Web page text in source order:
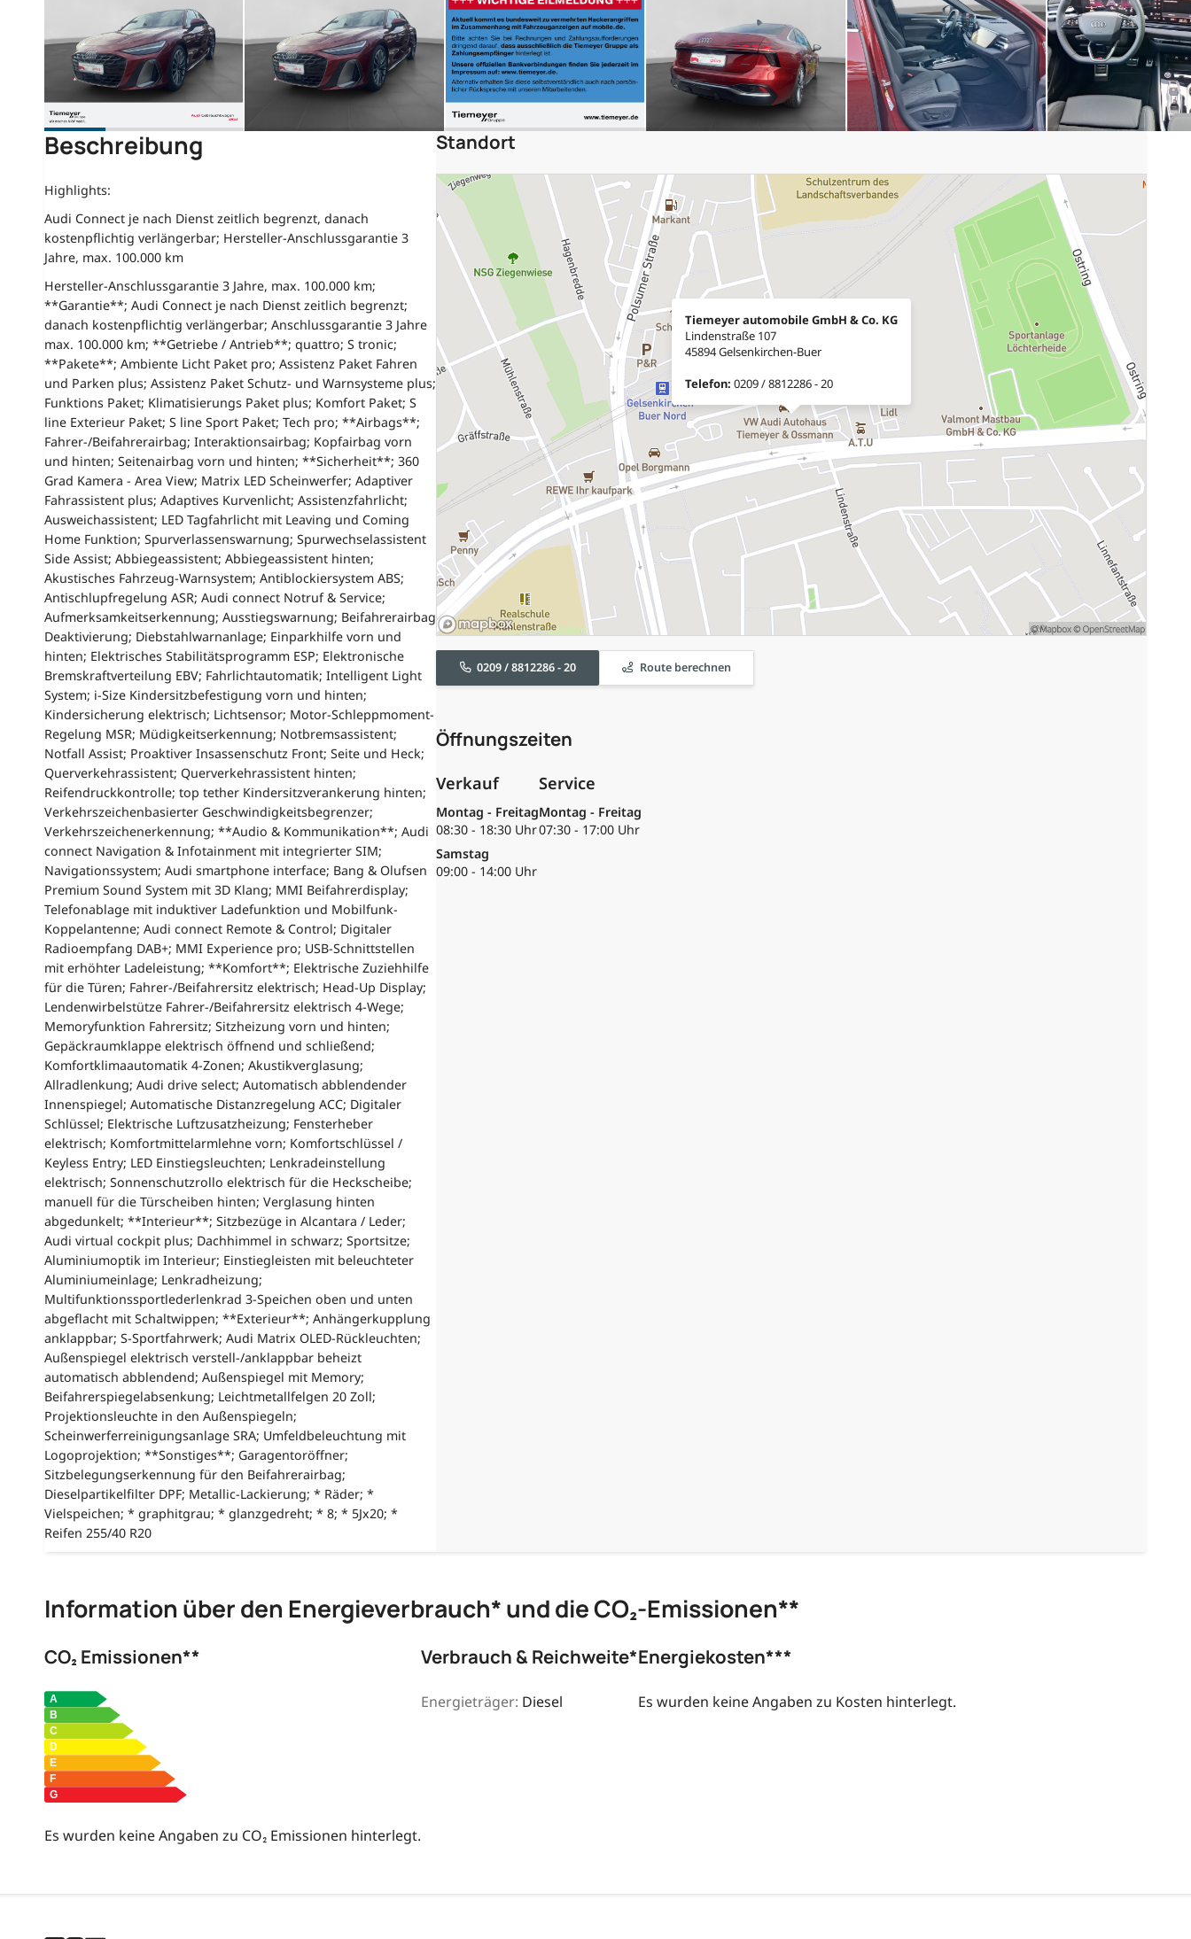
Beschreibung
Highlights:
Audi Connect je nach Dienst zeitlich begrenzt, danach
kostenpflichtig verlängerbar; Hersteller-Anschlussgarantie 3
Jahre, max. 100.000 km
Hersteller-Anschlussgarantie 3 Jahre, max. 100.000 km;
**Garantie**; Audi Connect je nach Dienst zeitlich begrenzt;
danach kostenpflichtig verlängerbar; Anschlussgarantie 3 Jahre
max. 100.000 km; **Getriebe / Antrieb**; quattro; S tronic;
**Pakete**; Ambiente Licht Paket pro; Assistenz Paket Fahren
und Parken plus; Assistenz Paket Schutz- und Warnsysteme plus;
Funktions Paket; Klimatisierungs Paket plus; Komfort Paket; S
line Exterieur Paket; S line Sport Paket; Tech pro; **Airbags**;
Fahrer-/Beifahrerairbag; Interaktionsairbag; Kopfairbag vorn
und hinten; Seitenairbag vorn und hinten; **Sicherheit**; 360
Grad Kamera - Area View; Matrix LED Scheinwerfer; Adaptiver
Fahrassistent plus; Adaptives Kurvenlicht; Assistenzfahrlicht;
Ausweichassistent; LED Tagfahrlicht mit Leaving und Coming
Home Funktion; Spurverlassenswarnung; Spurwechselassistent
Side Assist; Abbiegeassistent; Abbiegeassistent hinten;
Akustisches Fahrzeug-Warnsystem; Antiblockiersystem ABS;
Antischlupfregelung ASR; Audi connect Notruf & Service;
Aufmerksamkeitserkennung; Ausstiegswarnung; Beifahrerairbag
Deaktivierung; Diebstahlwarnanlage; Einparkhilfe vorn und
hinten; Elektrisches Stabilitätsprogramm ESP; Elektronische
Bremskraftverteilung EBV; Fahrlichtautomatik; Intelligent Light
System; i-Size Kindersitzbefestigung vorn und hinten;
Kindersicherung elektrisch; Lichtsensor; Motor-Schleppmoment-
Regelung MSR; Müdigkeitserkennung; Notbremsassistent;
Notfall Assist; Proaktiver Insassenschutz Front; Seite und Heck;
Querverkehrassistent; Querverkehrassistent hinten;
Reifendruckkontrolle; top tether Kindersitzverankerung hinten;
Verkehrszeichenbasierter Geschwindigkeitsbegrenzer;
Verkehrszeichenerkennung; **Audio & Kommunikation**; Audi
connect Navigation & Infotainment mit integrierter SIM;
Navigationssystem; Audi smartphone interface; Bang & Olufsen
Premium Sound System mit 3D Klang; MMI Beifahrerdisplay;
Telefonablage mit induktiver Ladefunktion und Mobilfunk-
Koppelantenne; Audi connect Remote & Control; Digitaler
Radioempfang DAB+; MMI Experience pro; USB-Schnittstellen
mit erhöhter Ladeleistung; **Komfort**; Elektrische Zuziehhilfe
für die Türen; Fahrer-/Beifahrersitz elektrisch; Head-Up Display;
Lendenwirbelstütze Fahrer-/Beifahrersitz elektrisch 4-Wege;
Memoryfunktion Fahrersitz; Sitzheizung vorn und hinten;
Gepäckraumklappe elektrisch öffnend und schließend;
Komfortklimaautomatik 4-Zonen; Akustikverglasung;
Allradlenkung; Audi drive select; Automatisch abblendender
Innenspiegel; Automatische Distanzregelung ACC; Digitaler
Schlüssel; Elektrische Luftzusatzheizung; Fensterheber
elektrisch; Komfortmittelarmlehne vorn; Komfortschlüssel /
Keyless Entry; LED Einstiegsleuchten; Lenkradeinstellung
elektrisch; Sonnenschutzrollo elektrisch für die Heckscheibe;
manuell für die Türscheiben hinten; Verglasung hinten
abgedunkelt; **Interieur**; Sitzbezüge in Alcantara / Leder;
Audi virtual cockpit plus; Dachhimmel in schwarz; Sportsitze;
Aluminiumoptik im Interieur; Einstiegleisten mit beleuchteter
Aluminiumeinlage; Lenkradheizung;
Multifunktionssportlederlenkrad 3-Speichen oben und unten
abgeflacht mit Schaltwippen; **Exterieur**; Anhängerkupplung
anklappbar; S-Sportfahrwerk; Audi Matrix OLED-Rückleuchten;
Außenspiegel elektrisch verstell-/anklappbar beheizt
automatisch abblendend; Außenspiegel mit Memory;
Beifahrerspiegelabsenkung; Leichtmetallfelgen 20 Zoll;
Projektionsleuchte in den Außenspiegeln;
Scheinwerferreinigungsanlage SRA; Umfeldbeleuchtung mit
Logoprojektion; **Sonstiges**; Garagentoröffner;
Sitzbelegungserkennung für den Beifahrerairbag;
Dieselpartikelfilter DPF; Metallic-Lackierung; * Räder; *
Vielspeichen; * graphitgrau; * glanzgedreht; * 8; * 5Jx20; *
Reifen 255/40 R20
Standort
Tiemeyer automobile GmbH & Co. KG
Lindenstraße 107
45894 Gelsenkirchen-Buer
Telefon: 0209 / 8812286 - 20
0209 / 8812286 - 20 Route berechnen
Öffnungszeiten
Verkauf
Montag - Freitag
08:30 - 18:30 Uhr
Samstag
09:00 - 14:00 Uhr
Service
Montag - Freitag
07:30 - 17:00 Uhr
Information über den Energieverbrauch* und die CO₂-Emissionen**
CO₂ Emissionen**
Es wurden keine Angaben zu CO₂ Emissionen hinterlegt.
Verbrauch & Reichweite*
Energieträger: Diesel
Energiekosten***
Es wurden keine Angaben zu Kosten hinterlegt.